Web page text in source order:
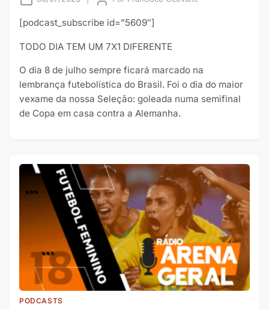
[podcast_subscribe id=”5609″]
TODO DIA TEM UM 7X1 DIFERENTE
O dia 8 de julho sempre ficará marcado na
lembrança futebolística do Brasil. Foi o dia do maior
vexame da nossa Seleção: goleada numa semifinal
de Copa em casa contra a Alemanha.
PODCASTS